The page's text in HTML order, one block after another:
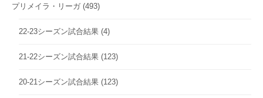
プリメイラ・リーガ (493)
22-23シーズン試合結果 (4)
21-22シーズン試合結果 (123)
20-21シーズン試合結果 (123)